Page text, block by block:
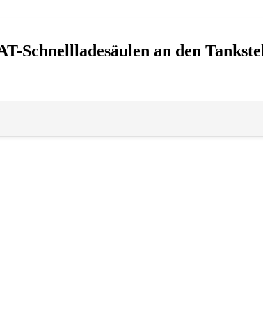
Schnellladesäulen an den